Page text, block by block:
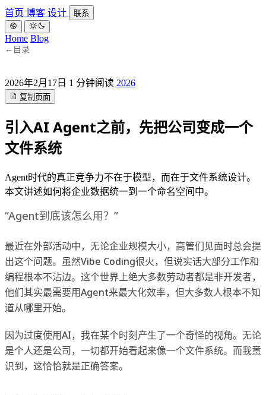
首页 博客 设计 联系
Home Blog
← 目录
2026年2月17日 1 分钟阅读 2026
复制页面
引入AI Agent之前，先把公司变成一个
文件系统
Agent时代的真正竞争力不在于模型，而在于文件系统设计。
本文讲述如何将企业数据统一到一个命名空间中。
“Agent到底该怎么用？”
最近在外部活动中，无论企业规模大小，高管们见面时总会提
出这个问题。虽然Vibe Coding很火，但说实话大部分工作和
编程根本不沾边。这个世界上绝大多数劳动者都是非开发者，
他们其实最需要用Agent来最大化效率，但大多数人根本不知
道从哪里开始。
因为过度使用AI，我在某个时刻产生了一个奇怪的视角。无论
是个人还是公司，一切都开始看起来像一个文件系统。而我意
识到，这恰恰就是正确答案。